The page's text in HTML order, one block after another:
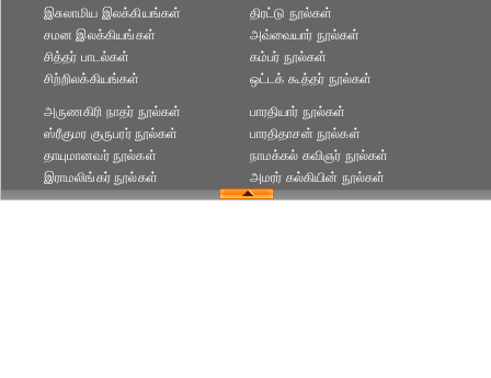
இசுலாமிய இலக்கியங்கள்
சமன இலக்கியங்கள்
சித்தர் பாடல்கள்
சிற்றிலக்கியங்கள்
திரட்டு நூல்கள்
அவ்வையார் நூல்கள்
கம்பர் நூல்கள்
ஒட்டக் கூத்தர் நூல்கள்
அருணகிரி நாதர் நூல்கள்
ஸ்ரீகுமர குருபரர் நூல்கள்
தாயுமானவர் நூல்கள்
இராமலிங்கர் நூல்கள்
பாரதியார் நூல்கள்
பாரதிதாசன் நூல்கள்
நாமக்கல் கவிஞர் நூல்கள்
அமரர் கல்கியின் நூல்கள்